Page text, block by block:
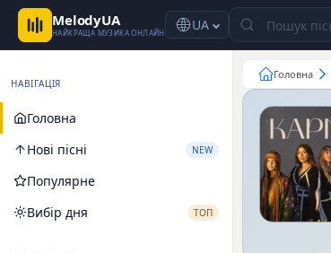
MelodyUA
НАЙКРАЩА МУЗИКА ОНЛАЙН UA
НАВІГАЦІЯ
Головна
Нові пісні
NEW
Популярне
Вибір дня
ТОП
Головна